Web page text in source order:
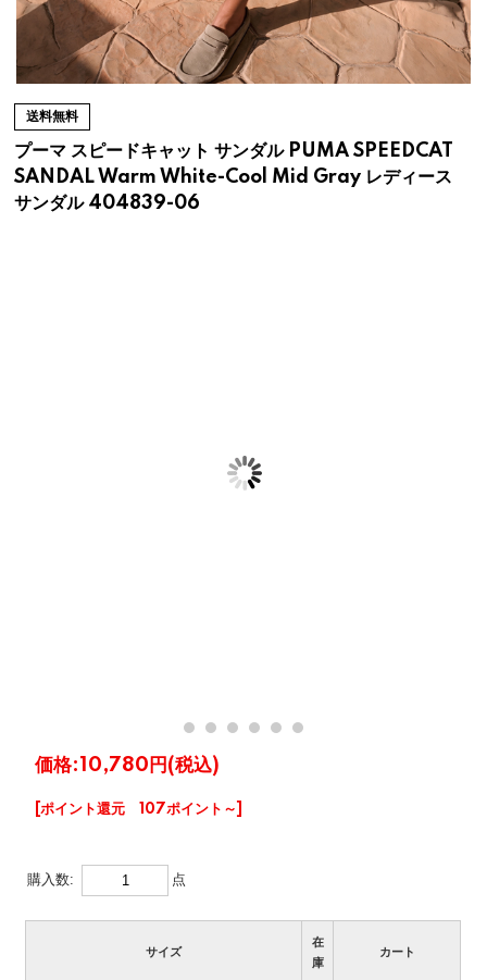
送料無料
プーマ スピードキャット サンダル PUMA SPEEDCAT
SANDAL Warm White-Cool Mid Gray レディース
サンダル 404839-06
価格:10,780円 (税込)
[ポイント還元 107ポイント～]
購入数: 点
サイズ
在
庫
カート